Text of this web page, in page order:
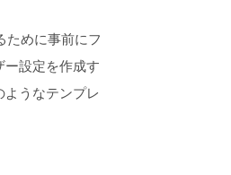
ために事前にフ
ー設定を作成す
うなテンプレ